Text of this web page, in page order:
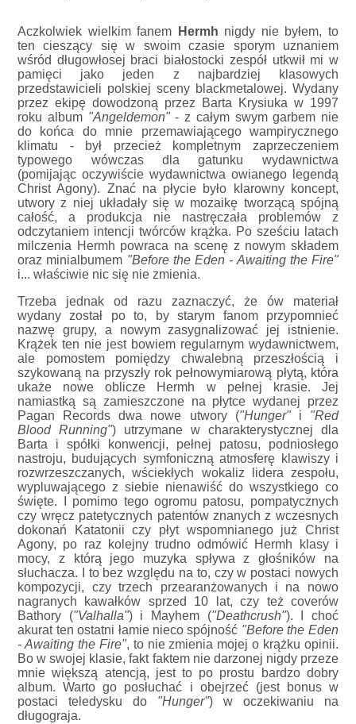
Aczkolwiek wielkim fanem Hermh nigdy nie byłem, to
ten cieszący się w swoim czasie sporym uznaniem
wśród długowłosej braci białostocki zespół utkwił mi w
pamięci jako jeden z najbardziej klasowych
przedstawicieli polskiej sceny blackmetalowej. Wydany
przez ekipę dowodzoną przez Barta Krysiuka w 1997
roku album "Angeldemon"- z całym swym garbem nie
do końca do mnie przemawiającego wampirycznego
klimatu - był przecież kompletnym zaprzeczeniem
typowego wówczas dla gatunku wydawnictwa
(pomijając oczywiście wydawnictwa owianego legendą
Christ Agony). Znać na płycie było klarowny koncept,
utwory z niej układały się w mozaikę tworzącą spójną
całość, a produkcja nie nastręczała problemów z
odczytaniem intencji twórców krążka. Po sześciu latach
milczenia Hermh powraca na scenę z nowym składem
oraz minialbumem "Before the Eden - Awaiting the Fire"
i... właściwie nic się nie zmienia.
Trzeba jednak od razu zaznaczyć, że ów materiał
wydany został po to, by starym fanom przypomnieć
nazwę grupy, a nowym zasygnalizować jej istnienie.
Krążek ten nie jest bowiem regularnym wydawnictwem,
ale pomostem pomiędzy chwalebną przeszłością i
szykowaną na przyszły rok pełnowymiarową płytą, która
ukaże nowe oblicze Hermh w pełnej krasie. Jej
namiastką są zamieszczone na płytce wydanej przez
Pagan Records dwa nowe utwory ("Hunger"i "Red
Blood Running") utrzymane w charakterystycznej dla
Barta i spółki konwencji, pełnej patosu, podniosłego
nastroju, budujących symfoniczną atmosferę klawiszy i
rozwrzeszczanych, wściekłych wokaliz lidera zespołu,
wypluwającego z siebie nienawiść do wszystkiego co
święte. I pomimo tego ogromu patosu, pompatycznych
czy wręcz patetycznych patentów znanych z wczesnych
dokonań Katatonii czy płyt wspomnianego już Christ
Agony, po raz kolejny trudno odmówić Hermh klasy i
mocy, z którą jego muzyka spływa z głośników na
słuchacza. I to bez względu na to, czy w postaci nowych
kompozycji, czy trzech przearanżowanych i na nowo
nagranych kawałków sprzed 10 lat, czy też coverów
Bathory ("Valhalla") i Mayhem ("Deathcrush"). I choć
akurat ten ostatni łamie nieco spójność "Before the Eden
- Awaiting the Fire", to nie zmienia mojej o krążku opinii.
Bo w swojej klasie, fakt faktem nie darzonej nigdy przeze
mnie większą atencją, jest to po prostu bardzo dobry
album. Warto go posłuchać i obejrzeć (jest bonus w
postaci teledysku do "Hunger") w oczekiwaniu na
długograja.